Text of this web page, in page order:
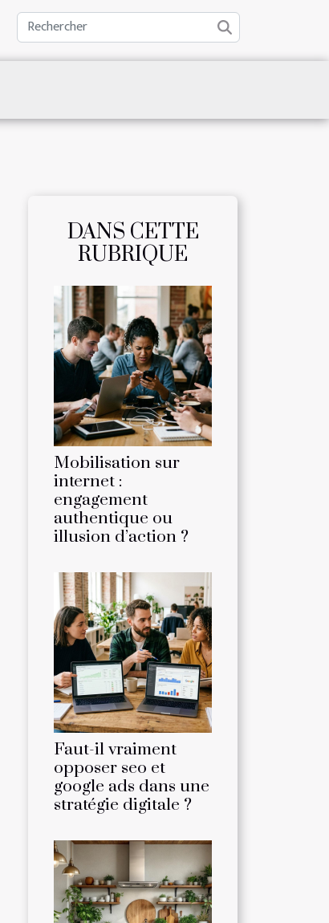
DANS CETTE
RUBRIQUE
Mobilisation sur
internet :
engagement
authentique ou
illusion d’action ?
Faut-il vraiment
opposer seo et
google ads dans une
stratégie digitale ?